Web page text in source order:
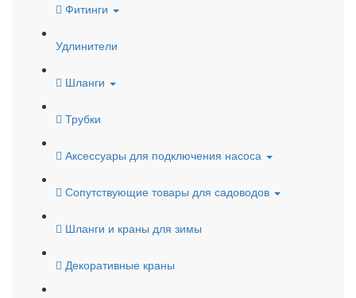
Фитинги
Удлинители
Шланги
Трубки
Аксессуары для подключения насоса
Сопутствующие товары для садоводов
Шланги и краны для зимы
Декоративные краны